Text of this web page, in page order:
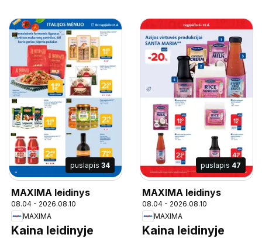
puslapis 34
MAXIMA leidinys
08.04 - 2026.08.10
MAXIMA
Kaina leidinyje
puslapis 47
MAXIMA leidinys
08.04 - 2026.08.10
MAXIMA
Kaina leidinyje